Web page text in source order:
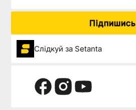
Підпишись
Слідкуй за Setanta